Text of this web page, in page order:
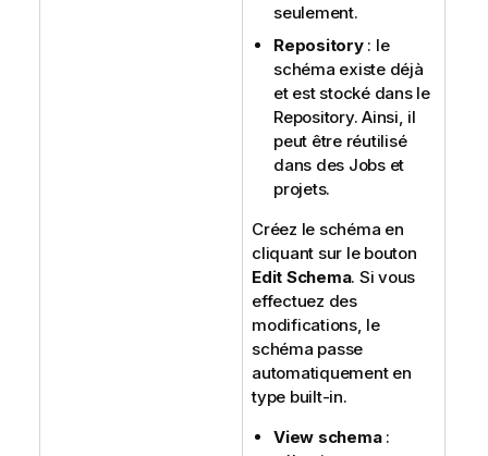
seulement.
Repository: le
schéma existe déjà
et est stocké dans le
Repository. Ainsi, il
peut être réutilisé
dans des Jobs et
projets.
Créez le schéma en
cliquant sur le bouton
Edit Schema. Si vous
effectuez des
modifications, le
schéma passe
automatiquement en
type built-in.
View schema: